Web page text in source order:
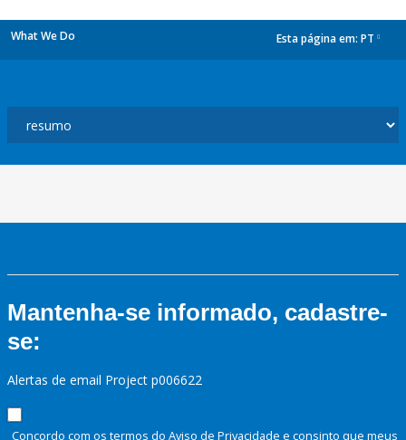
What We Do Esta página em: PT
Mantenha-se informado, cadastre-
se:
Alertas de email Project p006622
Concordo com os termos do Aviso de Privacidade e consinto que meus